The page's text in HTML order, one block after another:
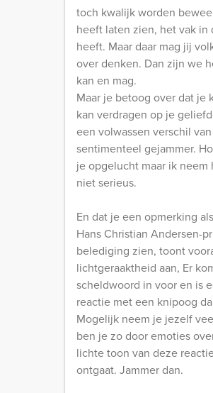
toch kwalijk worden
heeft laten zien, het vak in
heeft. Maar daar mag jij
over denken. Dan zijn we
kan en mag.
Maar je betoog over dat je
kan verdragen op je
een volwassen verschil
sentimenteel gejammer.
je opgelucht maar ik neem
niet serieus.
En dat je een opmerking
Hans Christian Andersen-
belediging zien, toont
lichtgeraaktheid aan, Er
scheldwoord in voor en is
reactie met een knipoog
Mogelijk neem je jezelf
ben je zo door emoties
lichte toon van deze
ontgaat. Jammer dan.